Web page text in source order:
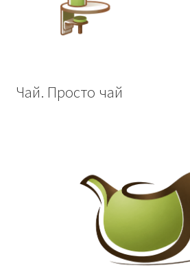
Чай. Просто чай